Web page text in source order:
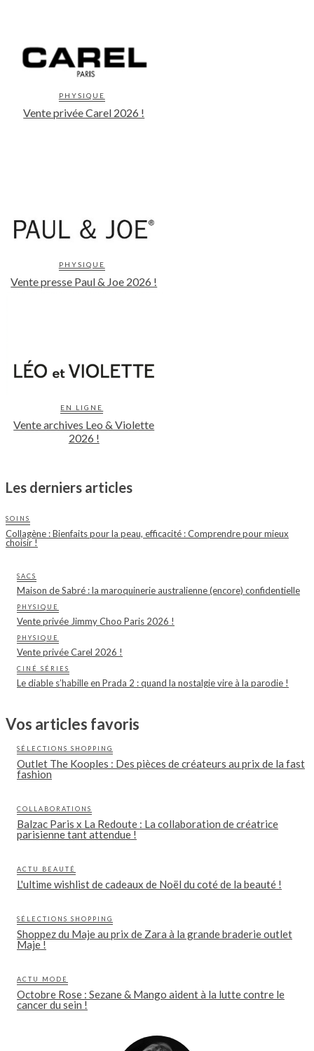
PHYSIQUE
Vente privée Carel 2026 !
PHYSIQUE
Vente presse Paul & Joe 2026 !
EN LIGNE
Vente archives Leo & Violette
2026 !
Les derniers articles
SOINS
Collagène : Bienfaits pour la peau, efficacité : Comprendre pour mieux
choisir !
SACS
Maison de Sabré : la maroquinerie australienne (encore) confidentielle
PHYSIQUE
Vente privée Jimmy Choo Paris 2026 !
PHYSIQUE
Vente privée Carel 2026 !
CINÉ SÉRIES
Le diable s’habille en Prada 2 : quand la nostalgie vire à la parodie !
Vos articles favoris
SÉLECTIONS SHOPPING
Outlet The Kooples : Des pièces de créateurs au prix de la fast
fashion
COLLABORATIONS
Balzac Paris x La Redoute : La collaboration de créatrice
parisienne tant attendue !
ACTU BEAUTÉ
L'ultime wishlist de cadeaux de Noël du coté de la beauté !
SÉLECTIONS SHOPPING
Shoppez du Maje au prix de Zara à la grande braderie outlet
Maje !
ACTU MODE
Octobre Rose : Sezane & Mango aident à la lutte contre le
cancer du sein !